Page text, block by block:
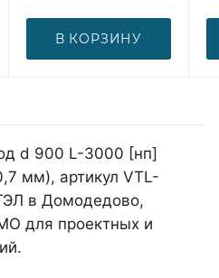
В КОРЗИНУ
d 900 L-3000 [нп]
мм), артикул VTL-
в Домодедово,
для проектных и